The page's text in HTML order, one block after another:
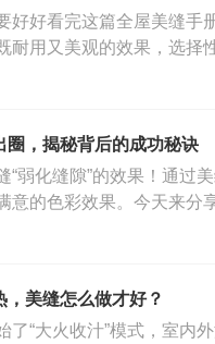
好好看完这篇全屋美缝手
耐用又美观的效果，选择
圈，揭秘背后的成功秘诀
“弱化缝隙”的效果！通过
意的色彩效果。今天来分
，美缝怎么做才好？
了“大火收汁”模式，室内